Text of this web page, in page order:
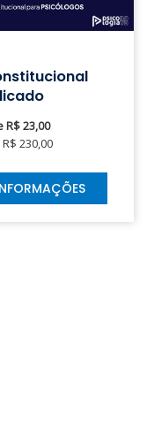
R$ 23,00
230,00